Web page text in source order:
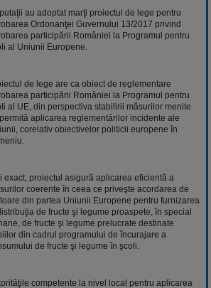
au adoptat marţi proiectul de lege pentru
Ordonanţei Guvernului 13/2017 privind
participării României la Programul pentru
al Uniunii Europene.
de lege are ca obiect de reglementare
participării României la Programul pentru
al UE, din perspectiva stabilirii măsurilor menite
aplicarea reglementărilor incidente ale
corelativ obiectivelor politicii europene în
exact, proiectul asigură aplicarea eficientă a
coerente în ceea ce priveşte acordarea de
din partea Uniunii Europene pentru furnizarea
de fructe şi legume proaspete, în special
de fructe şi legume prelucrate destinate
din cadrul programului de încurajare a
de fructe şi legume în şcoli.
competente la nivel local pentru aplicarea